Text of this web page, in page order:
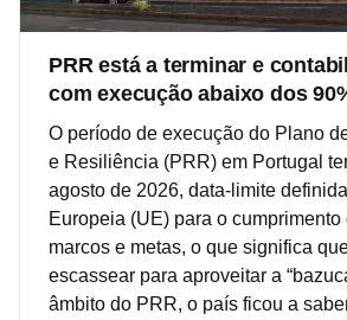
PRR está a terminar e
com execução abaixo dos
O período de execução do Plano
e Resiliência (PRR) em Portugal
agosto de 2026, data-limite
Europeia (UE) para o cumprimento
marcos e metas, o que significa
escassear para aproveitar a
âmbito do PRR, o país ficou a